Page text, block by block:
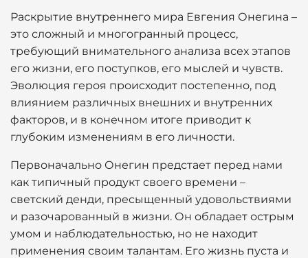
Раскрытие внутреннего мира Евгения Онегина –
это сложный и многогранный процесс,
требующий внимательного анализа всех этапов
его жизни, его поступков, его мыслей и чувств.
Эволюция героя происходит постепенно, под
влиянием различных внешних и внутренних
факторов, и в конечном итоге приводит к
глубоким изменениям в его личности.
Первоначально Онегин предстает перед нами
как типичный продукт своего времени –
светский денди, пресыщенный удовольствиями
и разочарованный в жизни. Он обладает острым
умом и наблюдательностью, но не находит
применения своим талантам. Его жизнь пуста и